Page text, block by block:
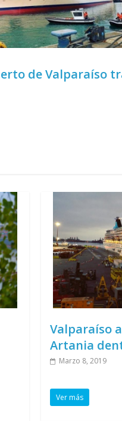
de Valparaíso
Valparaíso
Artania
Marzo 8, 2019
Ver más